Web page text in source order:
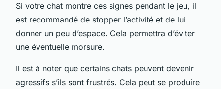
Si votre chat montre ces signes pendant le jeu, il
est recommandé de stopper l’activité et de lui
donner un peu d’espace. Cela permettra d’éviter
une éventuelle morsure.
Il est à noter que certains chats peuvent devenir
agressifs s’ils sont frustrés. Cela peut se produire